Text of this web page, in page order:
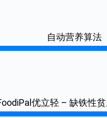
自动营养算法
优立轻 – 缺铁性